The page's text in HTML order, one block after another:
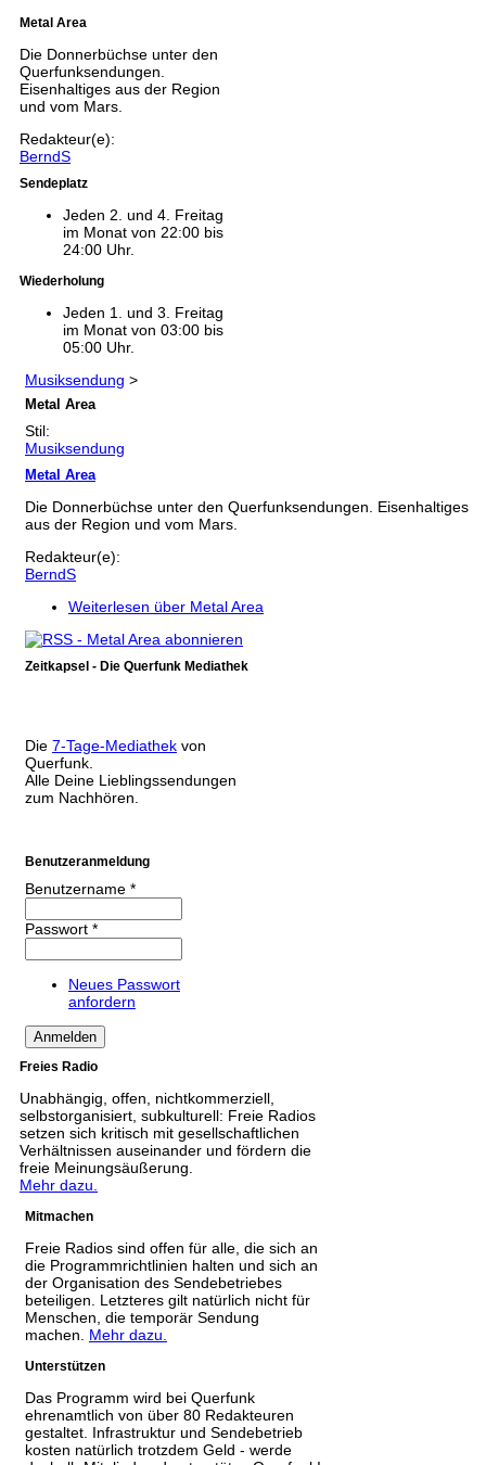
Metal Area
Die Donnerbüchse unter den
Querfunksendungen.
Eisenhaltiges aus der Region
und vom Mars.
Redakteur(e):
BerndS
Sendeplatz
Jeden 2. und 4. Freitag
im Monat von 22:00 bis
24:00 Uhr.
Wiederholung
Jeden 1. und 3. Freitag
im Monat von 03:00 bis
05:00 Uhr.
Musiksendung >
Metal Area
Stil:
Musiksendung
Metal Area
Die Donnerbüchse unter den Querfunksendungen. Eisenhaltiges
aus der Region und vom Mars.
Redakteur(e):
BerndS
Weiterlesen über Metal Area
Zeitkapsel - Die Querfunk Mediathek
Die 7-Tage-Mediathek von
Querfunk.
Alle Deine Lieblingssendungen
zum Nachhören.
Benutzeranmeldung
Benutzername *
Passwort *
Neues Passwort
anfordern
Freies Radio
Unabhängig, offen, nichtkommerziell,
selbstorganisiert, subkulturell: Freie Radios
setzen sich kritisch mit gesellschaftlichen
Verhältnissen auseinander und fördern die
freie Meinungsäußerung.
Mehr dazu.
Mitmachen
Freie Radios sind offen für alle, die sich an
die Programmrichtlinien halten und sich an
der Organisation des Sendebetriebes
beteiligen. Letzteres gilt natürlich nicht für
Menschen, die temporär Sendung
machen. Mehr dazu.
Unterstützen
Das Programm wird bei Querfunk
ehrenamtlich von über 80 Redakteuren
gestaltet. Infrastruktur und Sendebetrieb
kosten natürlich trotzdem Geld - werde